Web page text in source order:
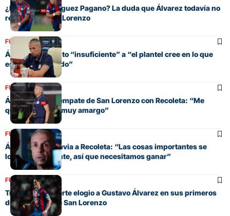
¿De Ritis o Rodríguez Pagano? La duda que Álvarez todavía no
resuelve en San Lorenzo
FÚTBOL
Álvarez: del punto “insuficiente” a “el plantel cree en lo que
estamos haciendo”
FÚTBOL
Álvarez, tras el empate de San Lorenzo con Recoleta: “Me
queda un sabor muy amargo”
FÚTBOL
Álvarez en la previa a Recoleta: “Las cosas importantes se
logran de visitante, así que necesitamos ganar”
FÚTBOL
Tripichio y el fuerte elogio a Gustavo Álvarez en sus primeros
días como DT de San Lorenzo